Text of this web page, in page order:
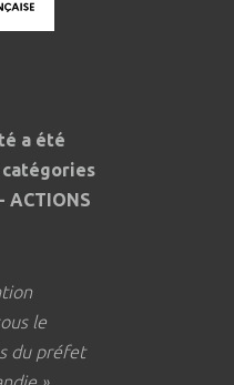
a été
ACTIONS
le
du préfet